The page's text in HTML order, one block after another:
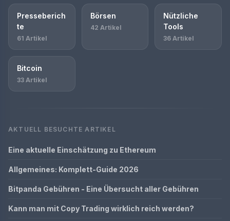
Presseberich
te
61 Artikel
Börsen
42 Artikel
Nützliche
Tools
36 Artikel
Bitcoin
33 Artikel
AKTUELL BESUCHTE ARTIKEL
Eine aktuelle Einschätzung zu Ethereum
Allgemeines: Komplett-Guide 2026
Bitpanda Gebühren - Eine Übersucht aller Gebühren
Kann man mit Copy Trading wirklich reich werden?